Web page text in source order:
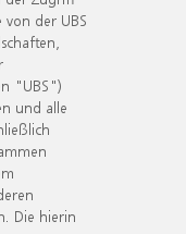
der UBS
"UBS")
und alle
Die hierin